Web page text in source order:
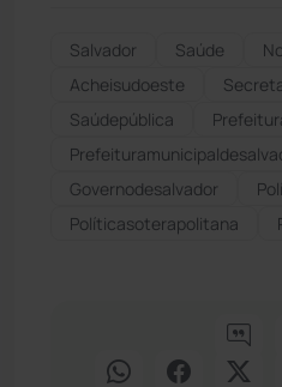
Salvador Saúde
Acheisudoeste
Saúdepública
Governodesalvador
Políticasoterapolitana